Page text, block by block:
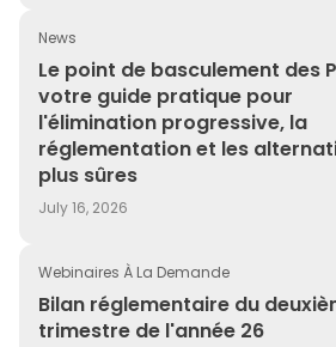
Énergie et services publics
Domaines de solutions
Étude de cas
Event
Glossary
Guide
Livre blanc
Livre électronique
News
Le point de basculement des
votre guide pratique pour
l'élimination progressive, la
réglementation et les
plus sûres
July 16, 2026
Le point de basculement des
Webinaires À La Demande
Bilan réglementaire du
trimestre de l'année 26
Bilan réglementaire du